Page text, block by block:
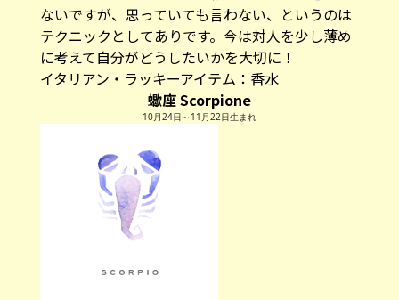
ないですが、思っていても言わない、というのは
テクニックとしてありです。今は対人を少し薄め
に考えて自分がどうしたいかを大切に！
イタリアン・ラッキーアイテム： 香水
蠍座 Scorpione
10月24日～11月22日生まれ